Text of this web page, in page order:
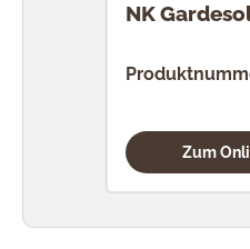
NK
Zum